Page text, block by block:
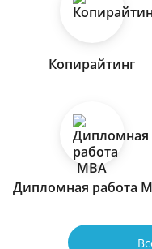
Копирайтинг
Дипломная работа